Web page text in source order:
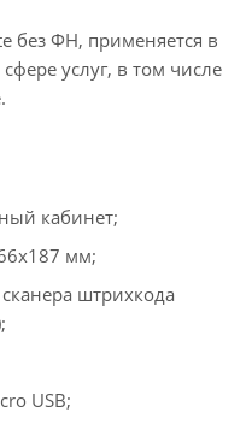
без ФН, применяется в
услуг, в том числе
кабинет;
мм;
штрихкода
USB;